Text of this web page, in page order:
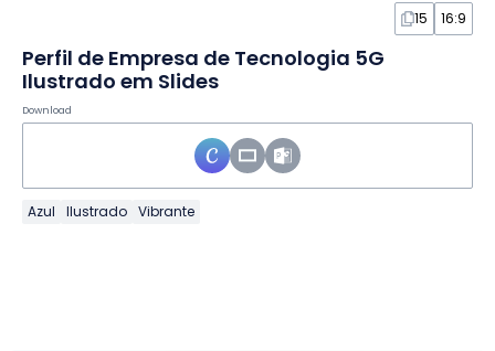
15 16:9
Perfil de Empresa de Tecnologia 5G
Ilustrado em Slides
Download
Azul Ilustrado Vibrante